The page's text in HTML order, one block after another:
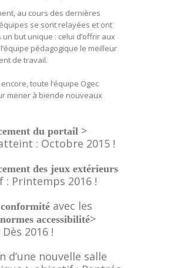
au cours des dernières
se sont relayées et ont
but unique : celui d’offrir aux
pédagogique le meilleur
de travail.
toute l’équipe Ogec
mener à biende nouveaux
du portail >
: Octobre 2015 !
des jeux extérieurs
: Printemps 2016 !
avec les
accessibilité>
2016 !
d’une nouvelle salle